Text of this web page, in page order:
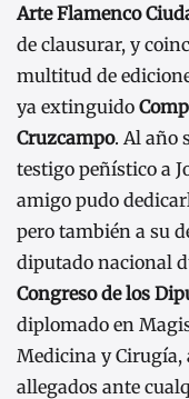
Arte Flamenco
de clausurar, y
multitud de
ya extinguido
Cruzcampo. Al año
testigo peñístico a
amigo pudo
pero también a su
diputado nacional
Congreso de los
diplomado en
Medicina y Cirugía,
allegados ante